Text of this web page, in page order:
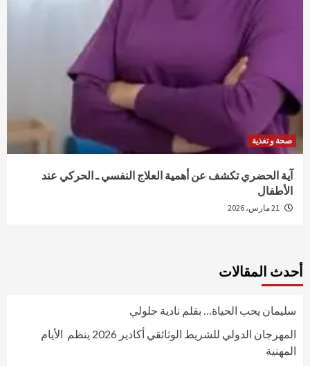
صحة و تغذية
آية الحضري تكشف عن أهمية العلاج النفسي ـ الحركي عند
الأطفال
أحدث المقالات
سليمان يحب الحياة… بقلم نادية جلولي
المهرجان الدولي للشريط الوثائقي أكادير 2026 ينظم الأيام
المهنية